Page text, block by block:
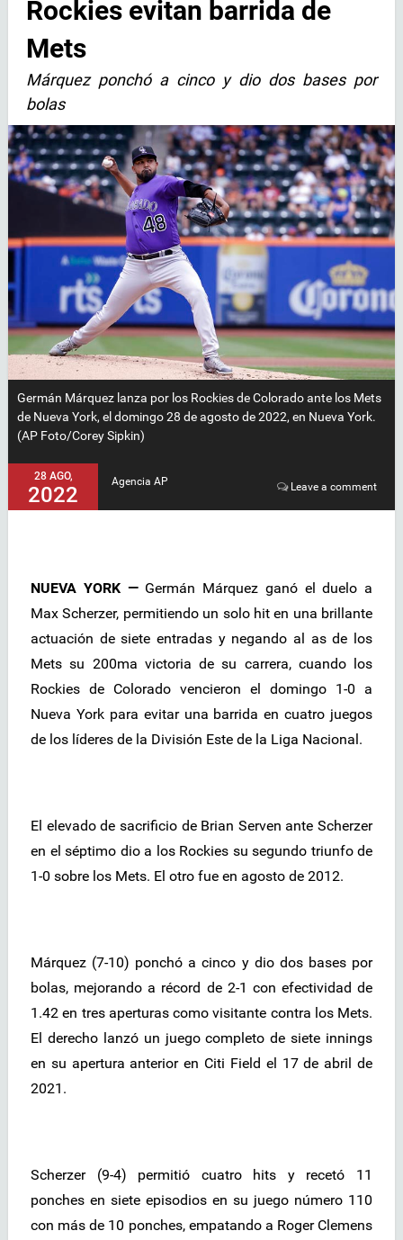
Rockies evitan barrida de
Mets
Márquez ponchó a cinco y dio dos bases por
bolas
Germán Márquez lanza por los Rockies de Colorado ante los Mets
de Nueva York, el domingo 28 de agosto de 2022, en Nueva York.
(AP Foto/Corey Sipkin)
28 AGO,
2022
Agencia AP Leave a comment
NUEVA YORK —Germán Márquez ganó el duelo a
Max Scherzer, permitiendo un solo hit en una brillante
actuación de siete entradas y negando al as de los
Mets su 200ma victoria de su carrera, cuando los
Rockies de Colorado vencieron el domingo 1-0 a
Nueva York para evitar una barrida en cuatro juegos
de los líderes de la División Este de la Liga Nacional.
El elevado de sacrificio de Brian Serven ante Scherzer
en el séptimo dio a los Rockies su segundo triunfo de
1-0 sobre los Mets. El otro fue en agosto de 2012.
Márquez (7-10) ponchó a cinco y dio dos bases por
bolas, mejorando a récord de 2-1 con efectividad de
1.42 en tres aperturas como visitante contra los Mets.
El derecho lanzó un juego completo de siete innings
en su apertura anterior en Citi Field el 17 de abril de
2021.
Scherzer (9-4) permitió cuatro hits y recetó 11
ponches en siete episodios en su juego número 110
con más de 10 ponches, empatando a Roger Clemens